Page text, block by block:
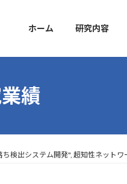
ホーム 研究内容
績
出システム開発", 超知性ネット